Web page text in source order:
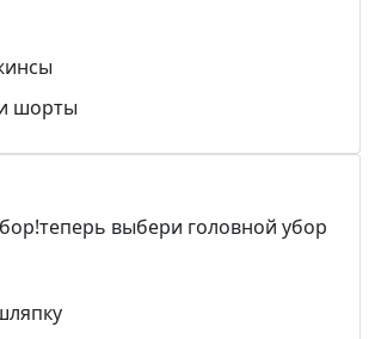
шорты
выбери головной убор